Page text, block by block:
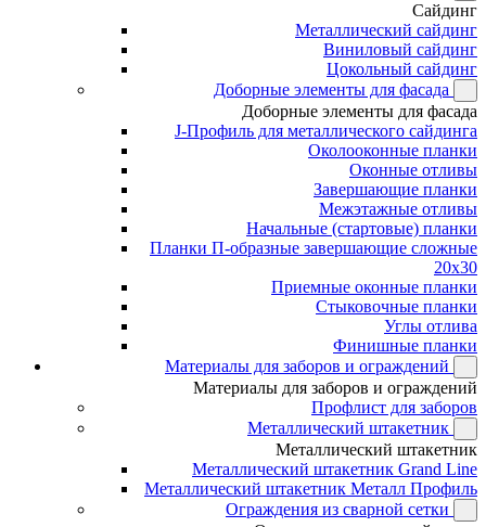
Сайдинг
Металлический сайдинг
Виниловый сайдинг
Цокольный сайдинг
Доборные элементы для фасада
Доборные элементы для фасада
J-Профиль для металлического сайдинга
Околооконные планки
Оконные отливы
Завершающие планки
Межэтажные отливы
Начальные (стартовые) планки
Планки П-образные завершающие сложные
20x30
Приемные оконные планки
Стыковочные планки
Углы отлива
Финишные планки
Материалы для заборов и ограждений
Материалы для заборов и ограждений
Профлист для заборов
Металлический штакетник
Металлический штакетник
Металлический штакетник Grand Line
Металлический штакетник Металл Профиль
Ограждения из сварной сетки